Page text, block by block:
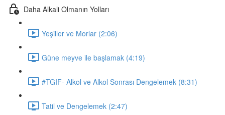
Daha Alkali Olmanın Yolları
Yeşiller ve Morlar (2:06)
Güne meyve ile başlamak (4:19)
#TGIF- Alkol ve Alkol Sonrası Dengelemek (8:31)
Tatil ve Dengelemek (2:47)